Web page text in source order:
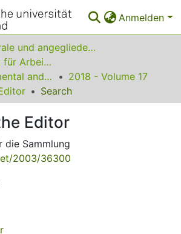
Anmelden
Zentrale und angegliederte Institute
Leibniz-Institut für Arbeitsforschung an der TU Dortmund
Excli - Experimental and Clinical Sciences
2018 - Volume 17
Search
Editor
die Sammlung
2003/36300